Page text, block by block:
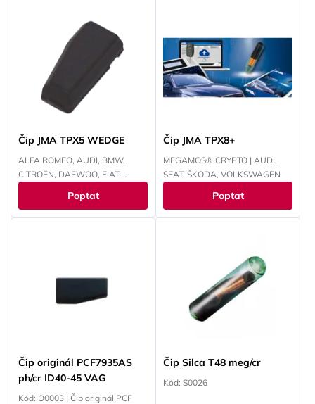
OPEL, PEUGEOT, RENAULT,
SMART, SUZUKI, TOYOTA,
VOKSWAGEN
SMART, SUBARU, SUZUKI,
TOYOTA, VOKSWAGEN,
YAMAHA
Čip JMA TPX5 WEDGE
ALFA ROMEO, AUDI, BMW,
CITROËN, DAEWOO, FIAT,
CHEVROLET, CHRYSLER, ISUZU,
IVECO, JEEP, KAWASAKI, KIA,
Poptat
Čip JMA TPX8+
MEGAMOS® CRYPTO | AUDI,
SEAT, ŠKODA, VOLKSWAGEN
Poptat
Čip originál PCF7935AS
ph/cr ID40-45 VAG
Kód: O0003 | Čip originál PCF
Čip Silca T48 meg/cr
Kód: S0026